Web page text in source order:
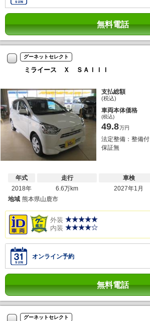
無料電話
グーネットセレクト
ミライース Ｘ ＳＡＩＩＩ
支払総額
(税込)
車両本体価格
(税込)
49.8万円
法定整備：整備付
保証無
年式
2018年
走行
6.6万km
車検
2027年1月
地域 熊本県山鹿市
外装
内装
オンライン予約
無料電話
グーネットセレクト